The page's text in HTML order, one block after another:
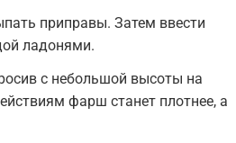
приправы. Затем ввести
ладонями.
с небольшой высоты на
фарш станет плотнее, а